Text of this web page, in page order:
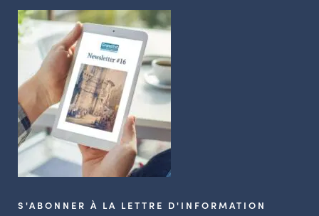
S'ABONNER À LA LETTRE D'INFORMATION